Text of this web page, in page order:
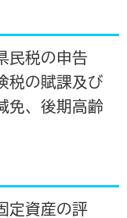
民税の申告
税の賦課及び
免、後期高齢
定資産の評